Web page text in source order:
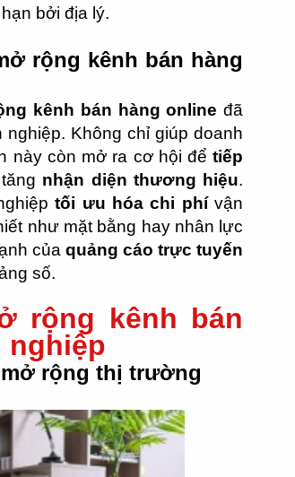
bởi địa lý.
rộng kênh bán hàng
kênh bán hàng online đã
nghiệp. Không chỉ giúp doanh
này còn mở ra cơ hội đểtiếp
nhận diện thương hiệu.
tối ưu hóa chi phívận
như mặt bằng hay nhân lực
của quảng cáo trực tuyến
số.
rộng kênh bán
nghiệp
mở rộng thị trường